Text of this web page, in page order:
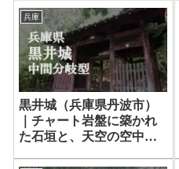
兵庫
黒井城（兵庫県丹波市）
｜チャート岩盤に築かれ
た石垣と、天空の空中ベ